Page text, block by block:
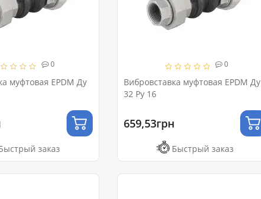
0
муфтовая EPDM Ду
заказ
0
Вибровставка муфтовая EPDM Ду
32 Ру 16
659,53грн
Быстрый заказ